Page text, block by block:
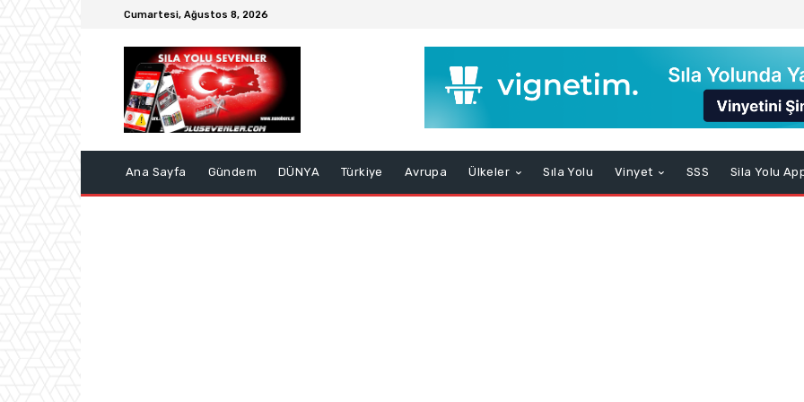
Cumartesi, Ağustos 8, 2026
Ana Sayfa Gündem DÜNYA Türkiye Avrupa Ülkeler Sıla Yolu Vinyet SSS Sila Yolu